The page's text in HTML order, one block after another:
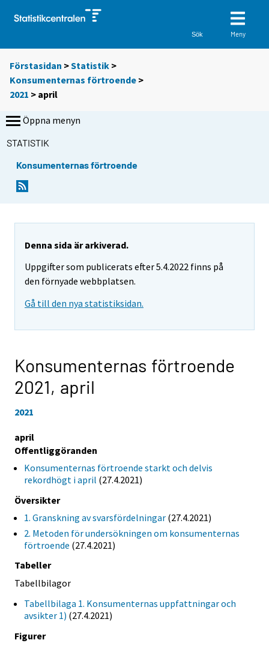
Sök Meny
Förstasidan >Statistik >
Konsumenternas förtroende >
2021 > april
Öppna menyn
STATISTIK
Konsumenternas förtroende
Denna sida är arkiverad.
Uppgifter som publicerats efter 5.4.2022 finns på
den förnyade webbplatsen.
Gå till den nya statistiksidan.
Konsumenternas förtroende
2021, april
2021
april
Offentliggöranden
Konsumenternas förtroende starkt och delvis
rekordhögt i april (27.4.2021)
Översikter
1. Granskning av svarsfördelningar (27.4.2021)
2. Metoden för undersökningen om konsumenternas
förtroende (27.4.2021)
Tabeller
Tabellbilagor
Tabellbilaga 1. Konsumenternas uppfattningar och
avsikter 1) (27.4.2021)
Figurer